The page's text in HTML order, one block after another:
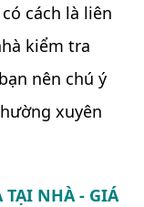
cách là liên
kiểm tra
nên chú ý
xuyên
TẠI NHÀ - GIÁ